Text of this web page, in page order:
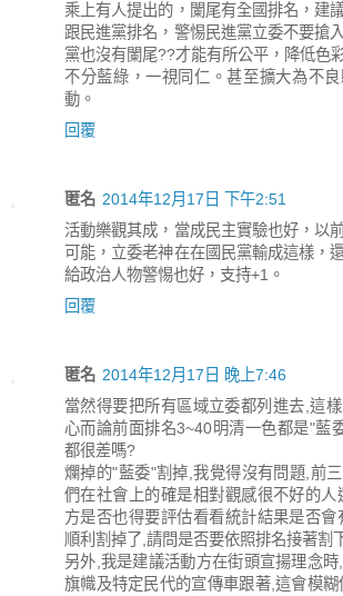
乘上有人提出的，闌尾有全國排名，建
跟民進黨排名，警惕民進黨立委不要搶
黨也沒有闌尾??才能有所公平，降低色
不分藍綠，一視同仁。甚至擴大為不
動。
回覆
匿名 2014年12月17日 下午2:51
活動樂觀其成，當成民主實驗也好，以
可能，立委老神在在國民黨輸成這樣，
給政治人物警惕也好，支持+1。
回覆
匿名 2014年12月17日 晚上7:46
當然得要把所有區域立委都列進去,這
心而論前面排名3~40明清一色都是"藍
都很差嗎?
爛掉的"藍委"割掉,我覺得沒有問題,前
們在社會上的確是相對觀感很不好的
方是否也得要評估看看統計結果是否
順利割掉了,請問是否要依照排名接著割
另外,我是建議活動方在街頭宣揚理念
旗幟及特定民代的宣傳車跟著,這會模